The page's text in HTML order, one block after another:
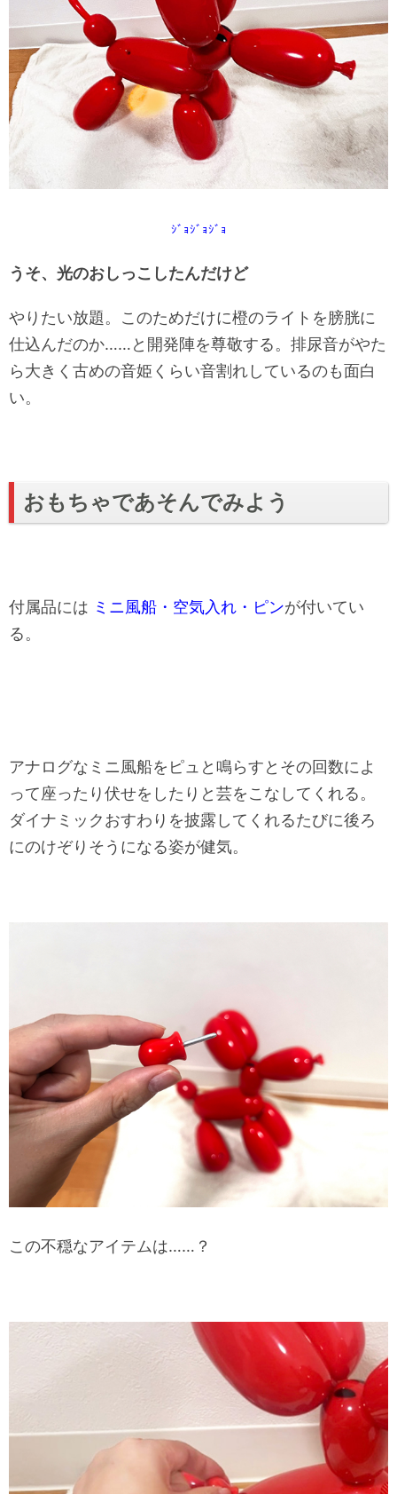
ｼﾞｮｼﾞｮｼﾞｮ
うそ、光のおしっこしたんだけど
やりたい放題。このためだけに橙のライトを膀胱に
仕込んだのか……と開発陣を尊敬する。排尿音がやた
ら大きく古めの音姫くらい音割れしているのも面白
い。
おもちゃであそんでみよう
付属品には ミニ風船・空気入れ・ピンが付いてい
る。
アナログなミニ風船をピュと鳴らすとその回数によ
って座ったり伏せをしたりと芸をこなしてくれる。
ダイナミックおすわりを披露してくれるたびに後ろ
にのけぞりそうになる姿が健気。
この不穏なアイテムは……？